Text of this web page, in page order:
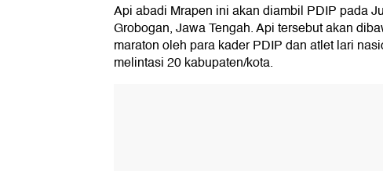
Api abadi Mrapen ini akan diambil PDIP pada
Grobogan, Jawa Tengah. Api tersebut akan
maraton oleh para kader PDIP dan atlet lari
melintasi 20 kabupaten/kota.